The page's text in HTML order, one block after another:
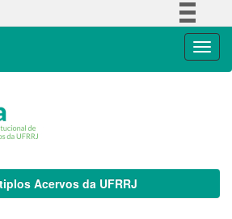
Acervos da UFRRJ